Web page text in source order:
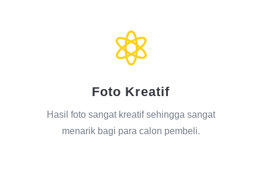

Foto Kreatif
Hasil foto sangat kreatif sehingga sangat
menarik bagi para calon pembeli.